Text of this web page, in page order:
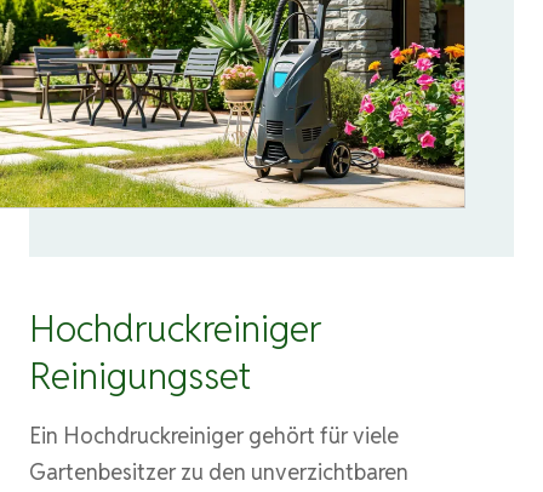
Hochdruckreiniger
Reinigungsset
Ein Hochdruckreiniger gehört für viele
Gartenbesitzer zu den unverzichtbaren